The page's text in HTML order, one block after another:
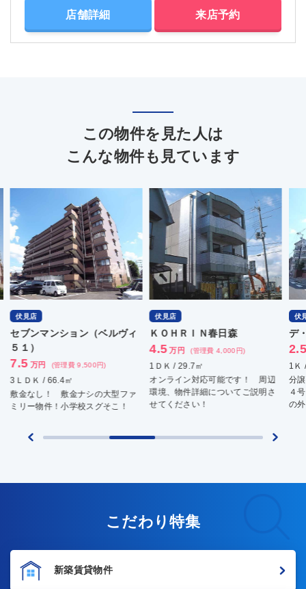
店舗詳細 来店予約
この物件を見た人は
こんな物件も見ています
伏見店
セブンマンション（ベルヴィ
５１）
7.5 万円 (管理費 9,500円)
3ＬＤＫ / 66.4㎡
敷金なし！ 敷金ナシの大型ファ
ミリー物件！小学校スグそこ！
伏見店
ＫＯＨＲＩＮ春日森
4.5 万円 (管理費 4,000円)
1ＤＫ / 29.7㎡
オンライン対応可能です！ 周辺
環境、物件詳細についてご説明さ
せてください！
伏
デ
2.5
1Ｋ
分
４
の
こだわり特集
新築賃貸物件